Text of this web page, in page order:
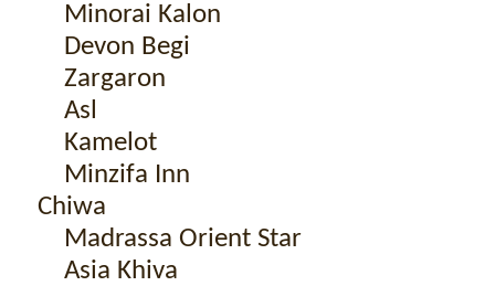
Minorai Kalon
Devon Begi
Zargaron
Asl
Kamelot
Minzifa Inn
Chiwa
Madrassa Orient Star
Asia Khiva